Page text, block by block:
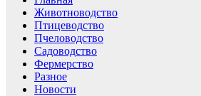
Животноводство
Птицеводство
Пчеловодство
Садоводство
Фермерство
Разное
Новости